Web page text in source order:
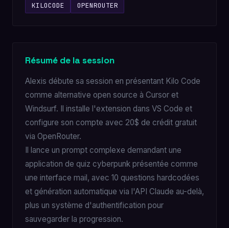
KILOCODE OPENROUTER
Résumé de la session
Alexis débute sa session en présentant Kilo Code
comme alternative open source à Cursor et
Windsurf. Il installe l'extension dans VS Code et
configure son compte avec 20$ de crédit gratuit
via OpenRouter.
Il lance un prompt complexe demandant une
application de quiz cyberpunk présentée comme
une interface mail, avec 10 questions hardcodées
et génération automatique via l'API Claude au-delà,
plus un système d'authentification pour
sauvegarder la progression.